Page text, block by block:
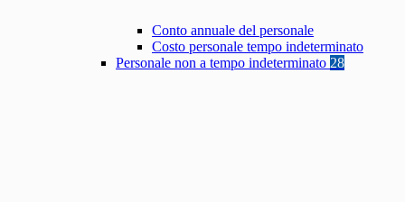
Conto annuale del personale
Costo personale tempo indeterminato
Personale non a tempo indeterminato 28